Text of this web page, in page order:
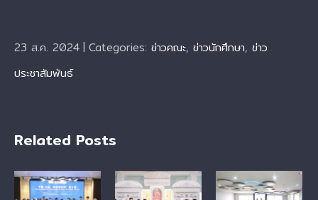
23 ส.ค. 2024 | Categories: ข่าวคณะ, ข่าวนักศึกษา, ข่าว
ประชาสัมพันธ์
Related Posts